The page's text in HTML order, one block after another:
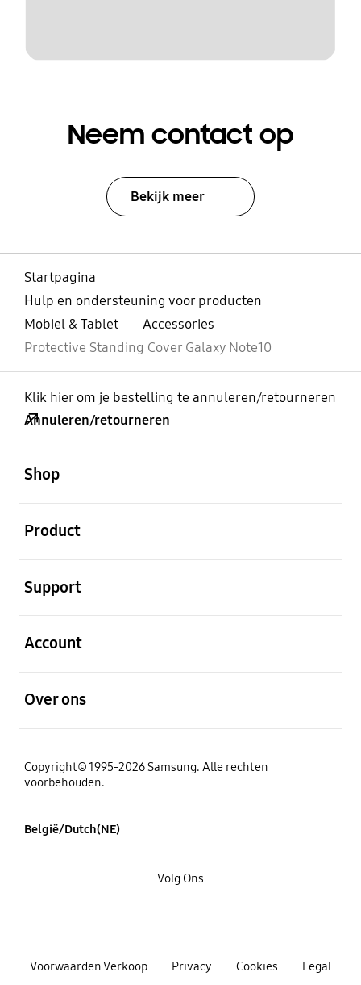
Neem contact op
Bekijk meer
Startpagina
Hulp en ondersteuning voor producten
Mobiel & Tablet
Accessories
Protective Standing Cover Galaxy Note10
Klik hier om je bestelling te annuleren/retourneren
Annuleren/retourneren
Shop
Product
Support
Account
Over ons
Copyright© 1995-2026 Samsung. Alle rechten
voorbehouden.
België/Dutch(NE)
Voorwaarden Verkoop Privacy Cookies Legal
Volg Ons